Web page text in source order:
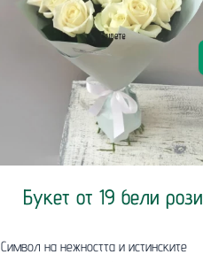
Букет от 19 бели рози
Символ на нежността и истинските